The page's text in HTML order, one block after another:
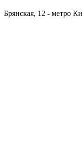
Брянская, 12 - метро